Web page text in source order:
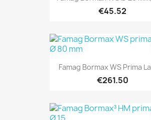
€45.52
Famag Bormax WS Prima
€261.50